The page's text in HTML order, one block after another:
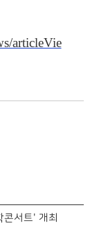
articleVie
서트' 개최